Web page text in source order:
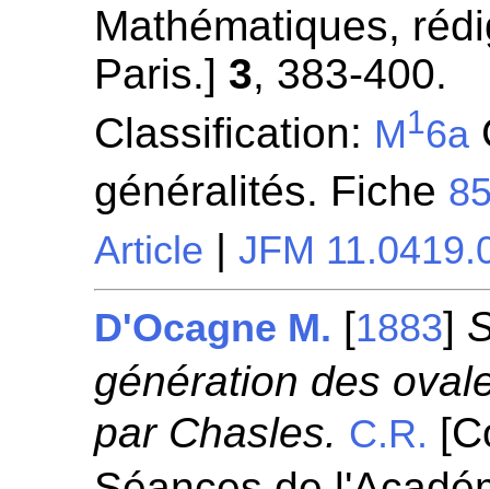
Mathématiques,
Paris.] 3, 383-400.
Classification: M16a
généralités. Fiche
Article |JFM
D'Ocagne M. [1883]
génération des
par Chasles. C.R.